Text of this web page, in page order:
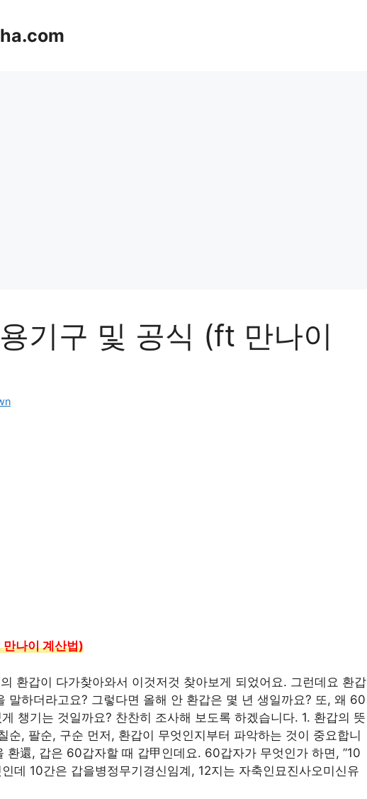
기구 및 공식 (ft 만나이
나이 계산법)
환갑이 다가찾아와서 이것저것 찾아보게 되었어요. 그런데요 환갑
말하더라고요? 그렇다면 올해 안 환갑은 몇 년 생일까요? 또, 왜 60
챙기는 것일까요? 찬찬히 조사해 보도록 하겠습니다. 1. 환갑의 뜻
순, 팔순, 구순 먼저, 환갑이 무엇인지부터 파악하는 것이 중요합니
환還, 갑은 60갑자할 때 갑甲인데요. 60갑자가 무엇인가 하면, ”10
인데 10간은 갑을병정무기경신임계, 12지는 자축인묘진사오미신유